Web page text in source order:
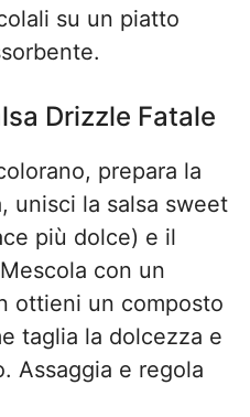
su un piatto
Drizzle Fatale
prepara la
unisci la salsa sweet
più dolce) e il
con un
ottieni un composto
taglia la dolcezza e
Assaggia e regola